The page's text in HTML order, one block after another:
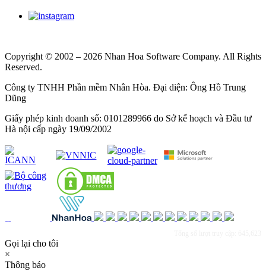
Copyright © 2002 – 2026 Nhan Hoa Software Company. All Rights
Reserved.
Công ty TNHH Phần mềm Nhân Hòa. Đại diện: Ông Hồ Trung
Dũng
Giấy phép kinh doanh số: 0101289966 do Sở kế hoạch và Đầu tư
Hà nội cấp ngày 19/09/2002
Gọi lại cho tôi
×
Thông báo